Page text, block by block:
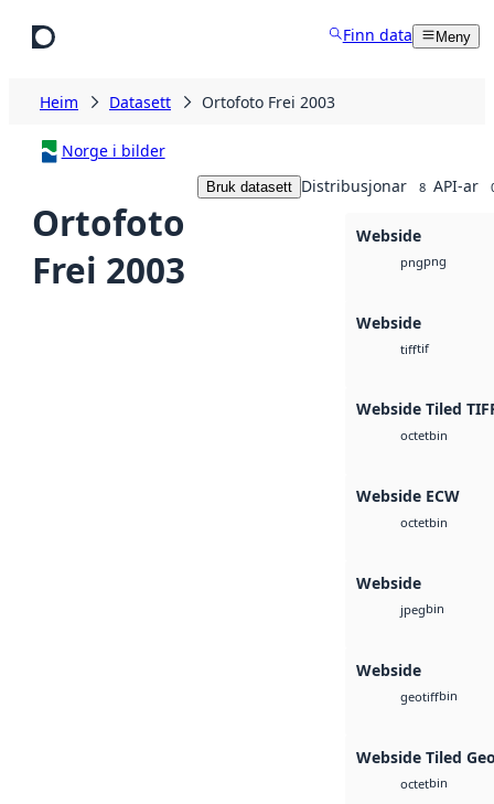
Finn data Meny
Heim Datasett Ortofoto Frei 2003
Norge i bilder
Ortofoto
Frei 2003
Bruk datasett Distribusjonar 8 API-ar
Webside
pngpng
Webside
tifftif
Webside Tiled
octetbin
Webside ECW
octetbin
Webside
jpegbin
Webside
geotiffbin
Webside Tiled
octetbin